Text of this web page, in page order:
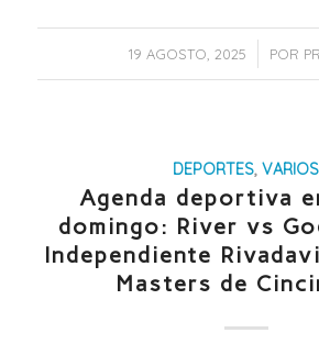
19 AGOSTO, 2025
/ POR
DEPORTES,VARIOS
Agenda deportiva
domingo: River vs
Independiente
Masters de